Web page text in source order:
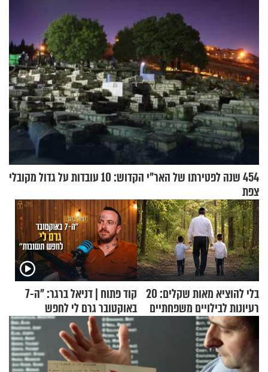
454 שנה לפטירתו של האר"י הקדוש: 10 עובדות על גדול מקובלי
צפת
בלי להוציא מאות שקלים: 20
רעיונות לבילויים משפחתיים
כמעט בחינם
קוד פתוח | דניאל ברגר: "ה-7
באוקטובר גרם לי לחפש
תשובות"